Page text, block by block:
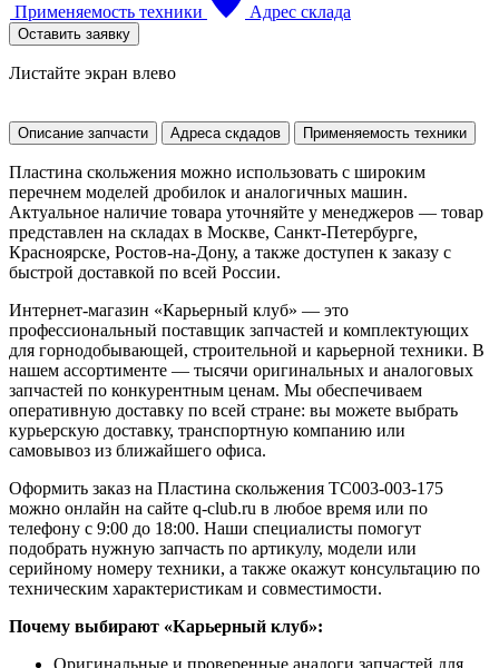
Применяемость техники Адрес склада
Оставить заявку
Листайте экран влево
Описание запчасти Адреса скдадов Применяемость техники
Пластина скольжения можно использовать с широким
перечнем моделей дробилок и аналогичных машин.
Актуальное наличие товара уточняйте у менеджеров — товар
представлен на складах в Москве, Санкт-Петербурге,
Красноярске, Ростов-на-Дону, а также доступен к заказу с
быстрой доставкой по всей России.
Интернет-магазин «Карьерный клуб» — это
профессиональный поставщик запчастей и комплектующих
для горнодобывающей, строительной и карьерной техники. В
нашем ассортименте — тысячи оригинальных и аналоговых
запчастей по конкурентным ценам. Мы обеспечиваем
оперативную доставку по всей стране: вы можете выбрать
курьерскую доставку, транспортную компанию или
самовывоз из ближайшего офиса.
Оформить заказ на Пластина скольжения TC003-003-175
можно онлайн на сайте q-club.ru в любое время или по
телефону с 9:00 до 18:00. Наши специалисты помогут
подобрать нужную запчасть по артикулу, модели или
серийному номеру техники, а также окажут консультацию по
техническим характеристикам и совместимости.
Почему выбирают «Карьерный клуб»:
Оригинальные и проверенные аналоги запчастей для